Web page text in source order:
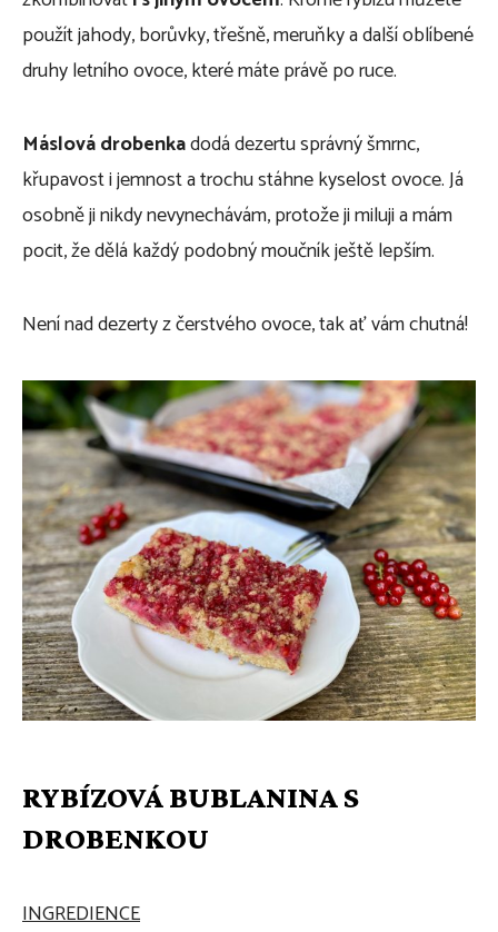
použít jahody, borůvky, třešně, meruňky a další oblíbené
druhy letního ovoce, které máte právě po ruce.
Máslová drobenkadodá dezertu správný šmrnc,
křupavost i jemnost a trochu stáhne kyselost ovoce. Já
osobně ji nikdy nevynechávám, protože ji miluji a mám
pocit, že dělá každý podobný moučník ještě lepším.
Není nad dezerty z čerstvého ovoce, tak ať vám chutná!
RYBÍZOVÁ BUBLANINA S
DROBENKOU
INGREDIENCE